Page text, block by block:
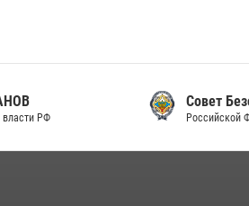
Совет Безопасности
Российской Федерации